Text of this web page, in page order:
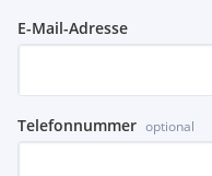
E-Mail-Adresse
Telefonnummer optional